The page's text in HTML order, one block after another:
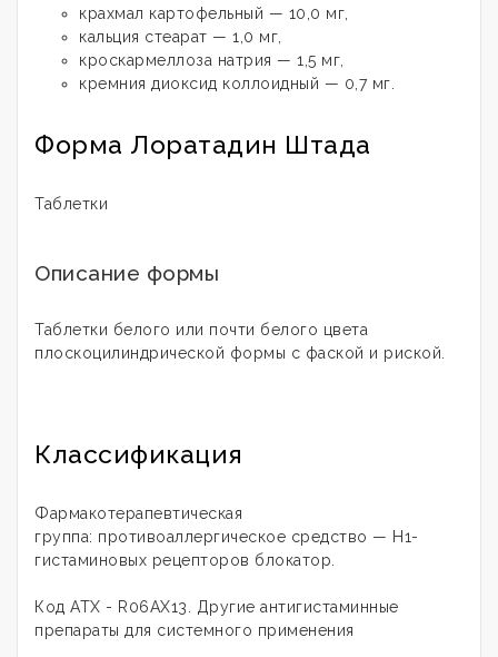
крахмал картофельный — 10,0 мг,
кальция стеарат — 1,0 мг,
кроскармеллоза натрия — 1,5 мг,
кремния диоксид коллоидный — 0,7 мг.
Форма Лоратадин Штада
Таблетки
Описание формы
Таблетки белого или почти белого цвета
плоскоцилиндрической формы с фаской и риской.
Классификация
Фармакотерапевтическая
группа: противоаллергическое средство — Н1-
гистаминовых рецепторов блокатор.
Код ATX - R06AX13. Другие антигистаминные
препараты для системного применения